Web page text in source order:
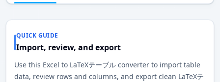
QUICK GUIDE
Import, review, and export
Use this Excel to LaTeXテーブル converter to import table
data, review rows and columns, and export clean LaTeXテ